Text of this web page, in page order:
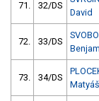
71. 32/DS
David
72. 33/DS
73. 34/DS